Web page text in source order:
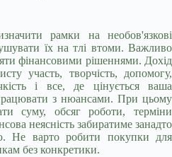
рамки на необов'язкові
їх на тлі втоми. Важливо
фінансовими рішеннями. Дохід
участь, творчість, допомогу,
і все, де цінується ваша
з нюансами. При цьому
суму, обсяг роботи, терміни
неясність забиратиме занадто
Не варто робити покупки для
без конкретики.